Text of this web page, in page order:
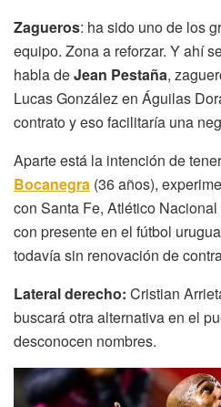
Zagueros: ha sido uno de los
equipo. Zona a reforzar. Y ahí
habla deJean Pestaña,
Lucas González en Águilas
contrato y eso facilitaría una
Aparte está la intención de
Bocanegra (36 años),
con Santa Fe, Atlético
con presente en el fútbol
todavía sin renovación de
Lateral derecho: Cristian
buscará otra alternativa en el
desconocen nombres.